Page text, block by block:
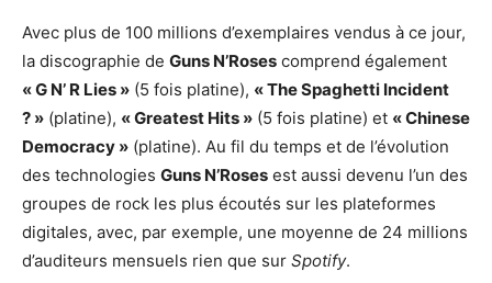
Avec plus de 100 millions d’exemplaires vendus à ce jour,
la discographie de Guns N’Roses comprend également
« G N’ R Lies » (5 fois platine), « The Spaghetti Incident
? » (platine), « Greatest Hits » (5 fois platine) et « Chinese
Democracy » (platine). Au fil du temps et de l’évolution
des technologies Guns N’Roses est aussi devenu l’un des
groupes de rock les plus écoutés sur les plateformes
digitales, avec, par exemple, une moyenne de 24 millions
d’auditeurs mensuels rien que sur Spotify.